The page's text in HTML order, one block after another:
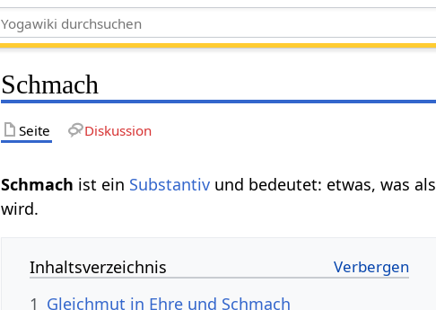
Schmach
Seite Diskussion
ist ein Substantiv und bedeutet: etwas, was als
wird.
Inhaltsverzeichnis
1 Gleichmut in Ehre und Schmach